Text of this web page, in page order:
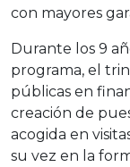
con mayores
Durante los 9
programa, el
públicas en
creación de
acogida en
su vez en la